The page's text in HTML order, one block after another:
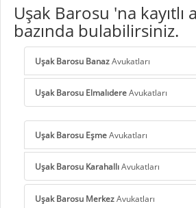
Uşak Barosu 'na kayıtlı
bazında bulabilirsiniz.
Uşak Barosu BanazAvukatları
Uşak Barosu ElmalıdereAvukatları
Uşak Barosu EşmeAvukatları
Uşak Barosu KarahallıAvukatları
Uşak Barosu MerkezAvukatları